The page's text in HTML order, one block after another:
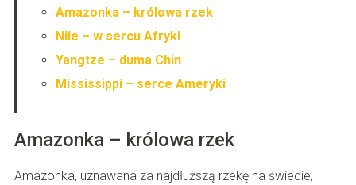
Amazonka – królowa rzek
Nile – w sercu Afryki
Yangtze – duma Chin
Mississippi – serce Ameryki
Amazonka – królowa rzek
Amazonka, uznawana za najdłuższą rzekę na świecie,